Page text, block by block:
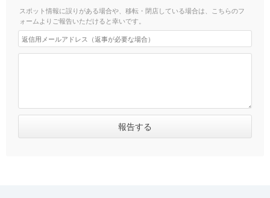
スポット情報に誤りがある場合や、移転・閉店している場合は、こちらのフ
ォームよりご報告いただけると幸いです。